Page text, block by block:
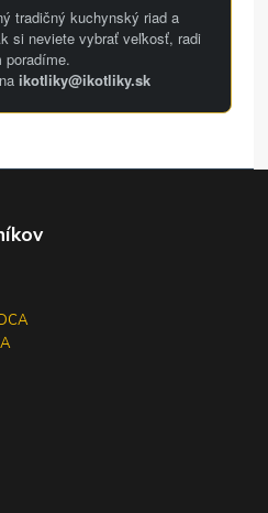
tradičný kuchynský riad a
si neviete vybrať veľkosť, radi
poradíme.
ikotliky@ikotliky.sk